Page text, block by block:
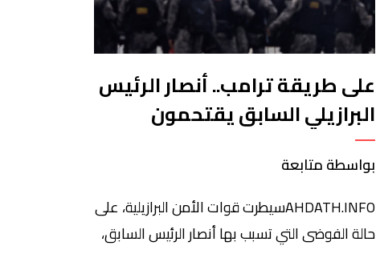
على طريقة ترامب.. أنصار الرئيس
البرازيلي السابق يقتحمون
الكونغريس والقصر الرئاسي
بواسطة متابعة
AHDATH.INFOسيطرت قوات الأمن البرازيلية، على
حالة الفوضى التي تسبب بها أنصار الرئيس السابق،